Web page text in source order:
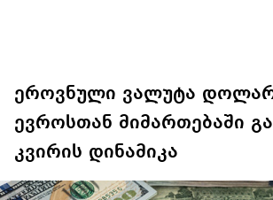
ეროვნული ვალუტა
ევროსთან მიმართებაში
კვირის დინამიკა